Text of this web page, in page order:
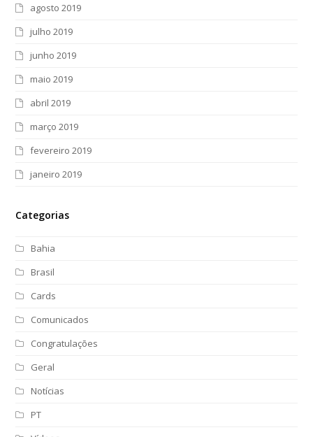
agosto 2019
julho 2019
junho 2019
maio 2019
abril 2019
março 2019
fevereiro 2019
janeiro 2019
Categorias
Bahia
Brasil
Cards
Comunicados
Congratulações
Geral
Notícias
PT